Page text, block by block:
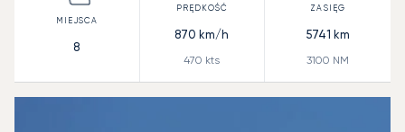
8
870 km/h
470 kts
5741 km
3100 NM